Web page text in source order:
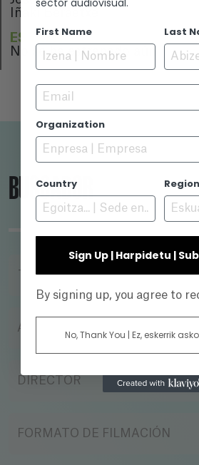
Iñaki Beraetxe
ESTRENO
No se ha estrenado aún
BUSCADOR
TÍTULO
AÑO
DIRECTOR
FORMATO DE FILMACIÓN
First Name Last
Email
Organization
Country Region
Sign Up | Harpidetu |
By signing up, you agree to
No, Thank You | Ez, eskerrik